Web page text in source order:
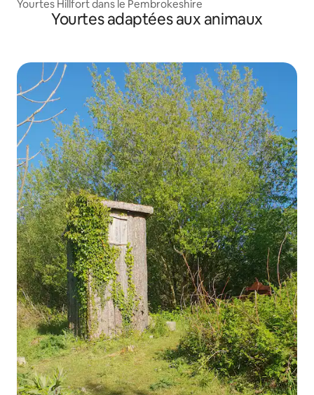
Yourtes Hillfort dans le Pembrokeshire
Yourtes adaptées aux animaux